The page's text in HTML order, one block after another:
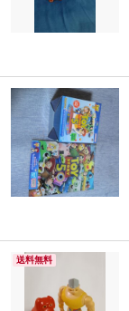
送料無料